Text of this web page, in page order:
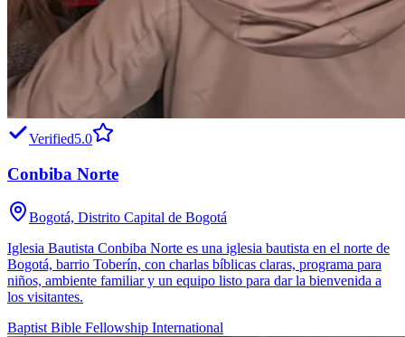
Verified5.0
Conbiba Norte
Bogotá, Distrito Capital de Bogotá
Iglesia Bautista Conbiba Norte es una iglesia bautista en el norte de
Bogotá, barrio Toberín, con charlas bíblicas claras, programa para
niños, ambiente familiar y un equipo listo para dar la bienvenida a
los visitantes.
Baptist Bible Fellowship International